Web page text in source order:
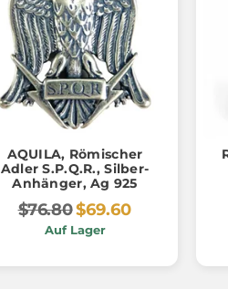
AQUILA, Römischer
Adler S.P.Q.R., Silber-
Anhänger, Ag 925
$76.80$69.60
Auf Lager